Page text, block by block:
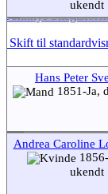
ukendt
Hans Peter
1851-Ja,
Andrea Caroline
ukendt
Johnnys
Skift til
Webstedet drives af
v. 14.0.6, forfattet
Opdateres af